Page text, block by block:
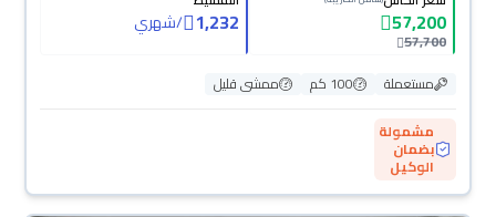
57,200
57,700
1,232
/شهري
مستعملة 100 كم
ممشى قليل
مشمولة
بضمان
الوكيل